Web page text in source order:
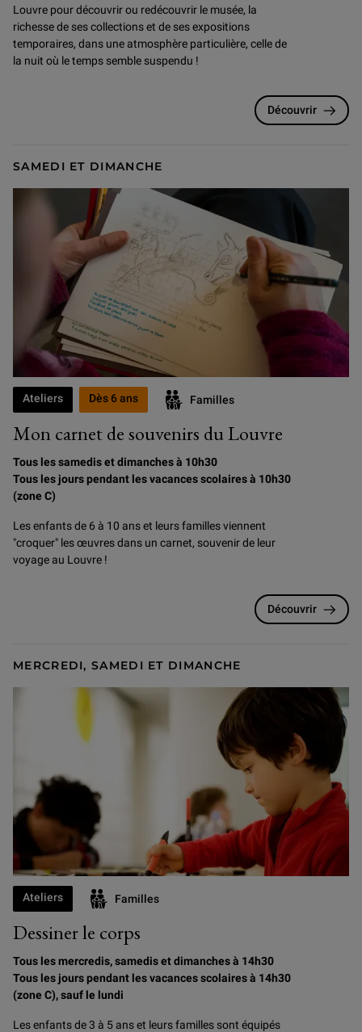
Louvre pourdécouvrir ou redécouvrir le musée, la
richesse de ses collections et de ses expositions
temporaires, dans une atmosphère particulière, celle de
la nuit où le temps semble suspendu !
Découvrir
SAMEDI ET DIMANCHE
Mon carnet de souvenirs du Louvre
Ateliers Dès 6 ans Familles
Tous les samedis et dimanches à 10h30
Tous les jours pendant les vacances scolaires à 10h30
(zone C)
Les enfants de 6 à 10 ans et leurs familles viennent
"croquer" les œuvres dans un carnet, souvenir de leur
voyage au Louvre !
Découvrir
MERCREDI, SAMEDI ET DIMANCHE
Dessiner le corps
Ateliers Familles
Tous les mercredis, samedis et dimanches à 14h30
Tous les jours pendant les vacances scolaires à 14h30
(zone C), sauf le lundi
Les enfants de 3 à 5 ans et leurs familles sont équipés